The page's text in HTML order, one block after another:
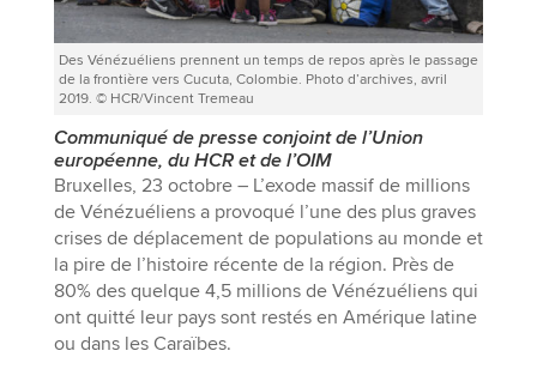
Des Vénézuéliens prennent un temps de repos après le passage
de la frontière vers Cucuta, Colombie. Photo d’archives, avril
2019. © HCR/Vincent Tremeau
Communiqué de presse conjoint de l’Union
européenne, du HCR et de l’OIM
Bruxelles, 23 octobre – L’exode massif de millions
de Vénézuéliens a provoqué l’une des plus graves
crises de déplacement de populations au monde et
la pire de l’histoire récente de la région. Près de
80% des quelque 4,5 millions de Vénézuéliens qui
ont quitté leur pays sont restés en Amérique latine
ou dans les Caraïbes.